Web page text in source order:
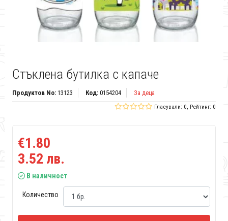
Стъклена бутилка с капаче
Продуктов No:13123 Код:0154204 За деца
Гласували: 0, Рейтинг: 0
€1.80
3.52 лв.
В наличност
Количество